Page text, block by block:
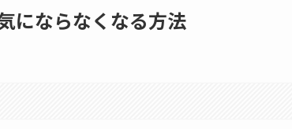
にならなくなる方法